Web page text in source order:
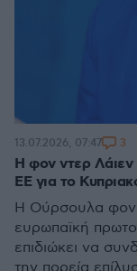
Η φον ντερ Λάιεν
ΕΕ για το
Η Ούρσουλα φον
ευρωπαϊκή
επιδιώκει να
την πορεία
13.07.2026, 07:47 3